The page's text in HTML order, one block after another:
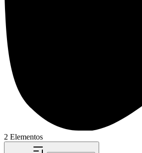
2 Elementos